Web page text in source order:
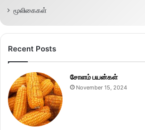
மூலிகைகள்
Recent Posts
சோளம் பயன்கள்
November 15, 2024